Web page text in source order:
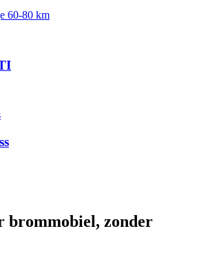
60-80 km
brommobiel, zonder